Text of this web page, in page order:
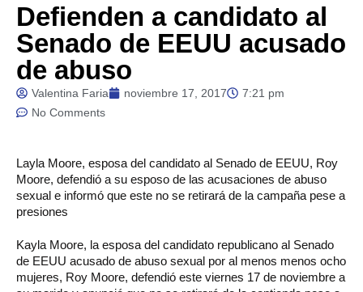
Defienden a candidato al
Senado de EEUU acusado
de abuso
Valentina Faria noviembre 17, 2017
7:21 pm
No Comments
Layla Moore, esposa del candidato al Senado de EEUU, Roy
Moore, defendió a su esposo de las acusaciones de abuso
sexual e informó que este no se retirará de la campaña pese a
presiones
Kayla Moore, la esposa del candidato republicano al Senado
de EEUU acusado de abuso sexual por al menos menos ocho
mujeres, Roy Moore, defendió este viernes 17 de noviembre a